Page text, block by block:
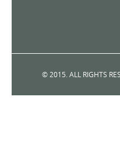
© 2015. ALL RIGHTS